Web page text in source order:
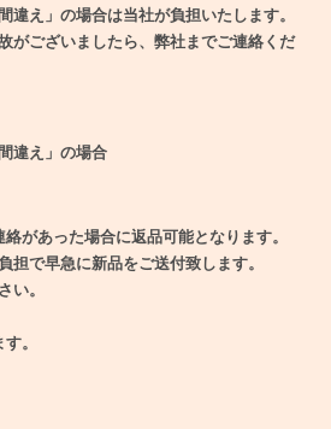
違え」の場合は当社が負担いたします。
がございましたら、弊社までご連絡くだ
違え」の場合
があった場合に返品可能となります。
担で早急に新品をご送付致します。
い。
。